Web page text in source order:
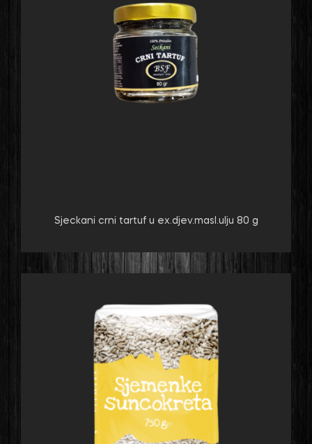
Sjeckani crni tartuf u ex.djev.masl.ulju 80 g